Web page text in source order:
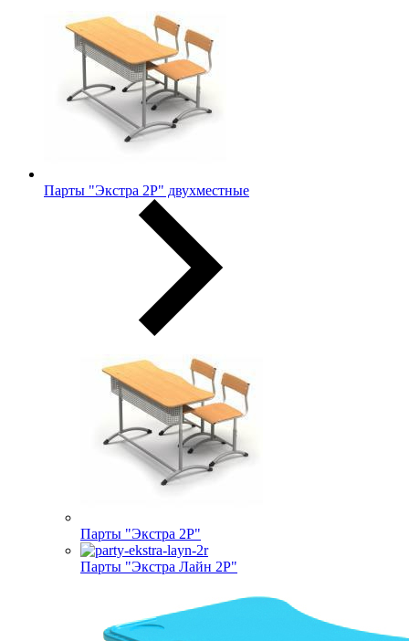
Парты "Экстра 2Р" двухместные
Парты "Экстра 2Р"
Парты "Экстра Лайн 2Р"